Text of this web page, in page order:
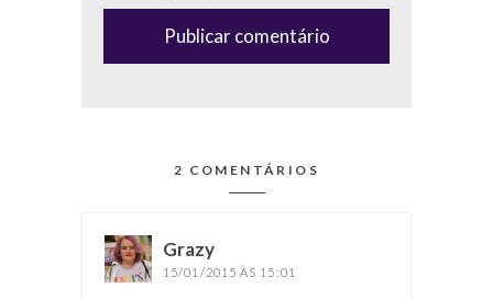
2 COMENTÁRIOS
Grazy
15/01/2015 ÀS 15:01